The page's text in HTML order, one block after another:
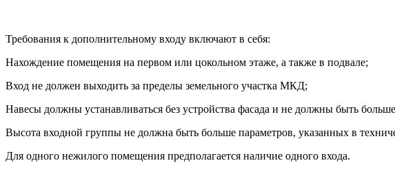
Требования к дополнительному входу включают в себя:
Нахождение помещения на первом или цокольном этаже, а также в подвале;
Вход не должен выходить за пределы земельного участка МКД;
Навесы должны устанавливаться без устройства фасада и не должны быть
Высота входной группы не должна быть больше параметров, указанных в
Для одного нежилого помещения предполагается наличие одного входа.